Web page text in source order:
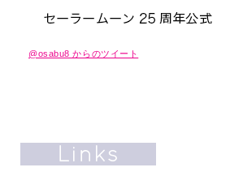
@osabu8 からのツイート